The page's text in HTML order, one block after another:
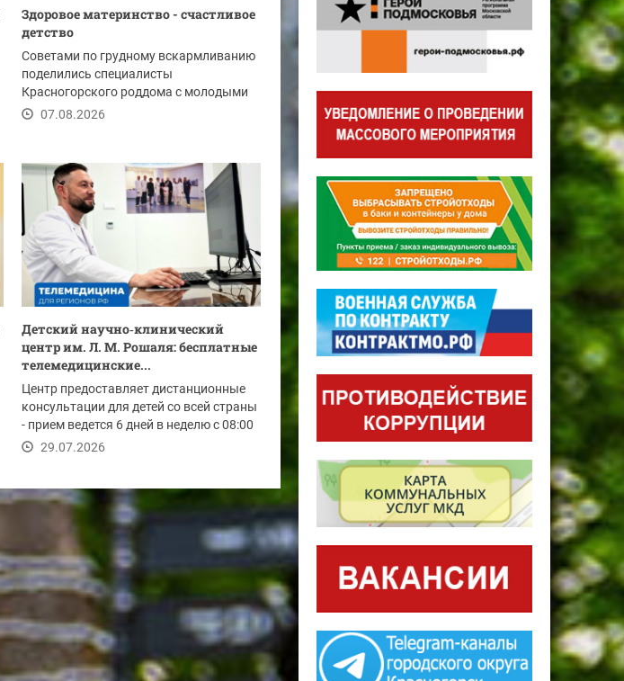
Здоровое материнство - счастливое
детство
Советами по грудному вскармливанию
поделились специалисты
Красногорского роддома с молодыми
мамами. Мероприятие...
07.08.2026
Детский научно‑клинический
центр им. Л. М. Рошаля: бесплатные
телемедицинские...
Центр предоставляет дистанционные
консультации для детей со всей страны
- прием ведется 6 дней в неделю с 08:00
до...29.07.2026